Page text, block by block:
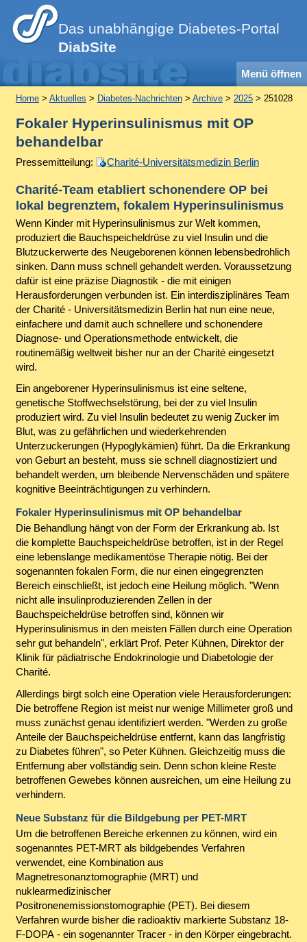
Das unabhängige Diabetes-Portal
DiabSite
Menü öffnen
Home> Aktuelles > Diabetes-Nachrichten> Archive> 2025> 251028
Fokaler Hyperinsulinismus mit OP
behandelbar
Pressemitteilung: Charité-Universitätsmedizin Berlin
Charité-Team etabliert schonendere OP bei
lokal begrenztem, fokalem Hyperinsulinismus
Wenn Kinder mit Hyperinsulinismus zur Welt kommen,
produziert die Bauchspeicheldrüse zu viel Insulin und die
Blutzuckerwerte des Neugeborenen können lebensbedrohlich
sinken. Dann muss schnell gehandelt werden. Voraussetzung
dafür ist eine präzise Diagnostik - die mit einigen
Herausforderungen verbunden ist. Ein interdisziplinäres Team
der Charité - Universitätsmedizin Berlin hat nun eine neue,
einfachere und damit auch schnellere und schonendere
Diagnose- und Operationsmethode entwickelt, die
routinemäßig weltweit bisher nur an der Charité eingesetzt
wird.
Ein angeborener Hyperinsulinismus ist eine seltene,
genetische Stoffwechselstörung, bei der zu viel Insulin
produziert wird. Zu viel Insulin bedeutet zu wenig Zucker im
Blut, was zu gefährlichen und wiederkehrenden
Unterzuckerungen (Hypoglykämien) führt. Da die Erkrankung
von Geburt an besteht, muss sie schnell diagnostiziert und
behandelt werden, um bleibende Nervenschäden und spätere
kognitive Beeinträchtigungen zu verhindern.
Fokaler Hyperinsulinismus mit OP behandelbar
Die Behandlung hängt von der Form der Erkrankung ab. Ist
die komplette Bauchspeicheldrüse betroffen, ist in der Regel
eine lebenslange medikamentöse Therapie nötig. Bei der
sogenannten fokalen Form, die nur einen eingegrenzten
Bereich einschließt, ist jedoch eine Heilung möglich. "Wenn
nicht alle insulinproduzierenden Zellen in der
Bauchspeicheldrüse betroffen sind, können wir
Hyperinsulinismus in den meisten Fällen durch eine Operation
sehr gut behandeln", erklärt Prof. Peter Kühnen, Direktor der
Klinik für pädiatrische Endokrinologie und Diabetologie der
Charité.
Allerdings birgt solch eine Operation viele Herausforderungen:
Die betroffene Region ist meist nur wenige Millimeter groß und
muss zunächst genau identifiziert werden. "Werden zu große
Anteile der Bauchspeicheldrüse entfernt, kann das langfristig
zu Diabetes führen", so Peter Kühnen. Gleichzeitig muss die
Entfernung aber vollständig sein. Denn schon kleine Reste
betroffenen Gewebes können ausreichen, um eine Heilung zu
verhindern.
Neue Substanz für die Bildgebung per PET-MRT
Um die betroffenen Bereiche erkennen zu können, wird ein
sogenanntes PET-MRT als bildgebendes Verfahren
verwendet, eine Kombination aus
Magnetresonanztomographie (MRT) und
nuklearmedizinischer
Positronenemissionstomographie (PET). Bei diesem
Verfahren wurde bisher die radioaktiv markierte Substanz 18-
F-DOPA - ein sogenannter Tracer - in den Körper eingebracht.